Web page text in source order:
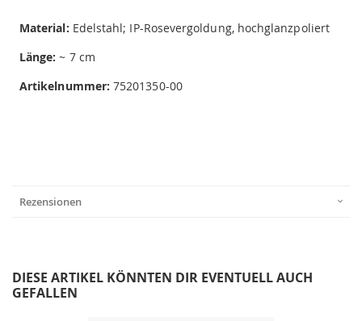
Material: Edelstahl; IP-Rosevergoldung, hochglanzpoliert
Länge: ~ 7 cm
Artikelnummer: 75201350-00
Rezensionen
DIESE ARTIKEL KÖNNTEN DIR EVENTUELL AUCH
GEFALLEN